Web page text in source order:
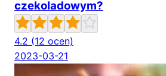
czekoladowym?
4.2 (12 ocen)
2023-03-21